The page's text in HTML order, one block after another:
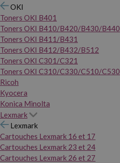
OKI
Toners OKI B401
Toners OKI B410/B420/B430/B440
Toners OKI B411/B431
Toners OKI B412/B432/B512
Toners OKI C301/C321
Toners OKI C310/C330/C510/C530
Ricoh
Kyocera
Konica Minolta
Lexmark
Lexmark
Cartouches Lexmark 16 et 17
Cartouches Lexmark 23 et 24
Cartouches Lexmark 26 et 27